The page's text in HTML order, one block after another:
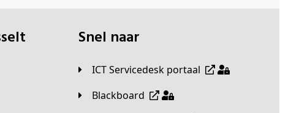
Snel naar
ICT Servicedesk portaal
Blackboard